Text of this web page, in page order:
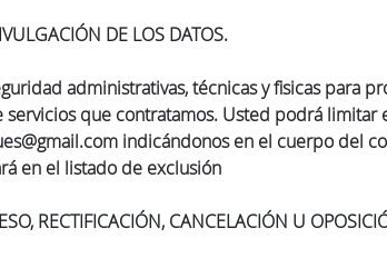
DE LOS DATOS.
administrativas, técnicas y fisicas para
que contratamos. Usted podrá limitar
indicándonos en el cuerpo del
en el listado de exclusión
RECTIFICACIÓN, CANCELACIÓN U